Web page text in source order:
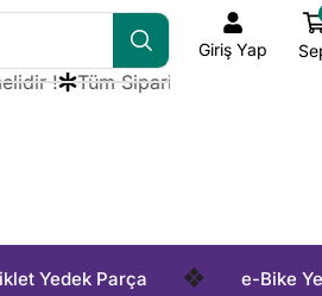
! Tüm Siparişlerde Kargo Alıcı
Giriş Yap
Yedek Parça ❖ e-Bike